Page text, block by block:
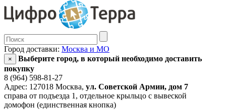
Город доставки: Москва и МО
×
Выберите город, в который необходимо доставить
покупку
8 (964) 598-81-27
Адрес: 127018 Москва, ул. Советской Армии, дом 7
справа от подъезда 1, отдельное крыльцо с вывеской
домофон (единственная кнопка)